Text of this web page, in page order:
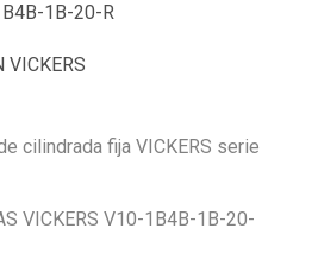
1B-20-R
VICKERS
cilindrada fija VICKERS serie
VICKERS V10-1B4B-1B-20-